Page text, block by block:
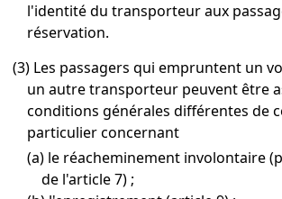
l'identité du transporteur aux
réservation.
(3) Les passagers qui empruntent un
un autre transporteur peuvent être
conditions générales différentes de
particulier concernant
(a) le réacheminement involontaire
de l'article 7) ;